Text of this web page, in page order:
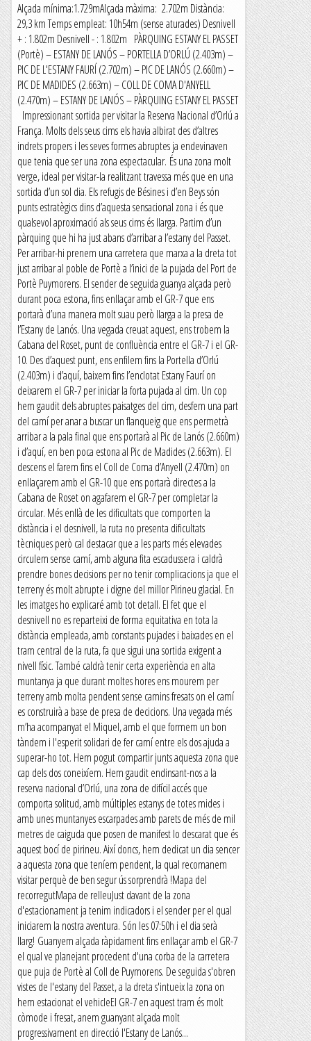
Alçada mínima:1.729mAlçada màxima: 2.702m Distància:
29,3 km Temps empleat: 10h54m (sense aturades) Desnivell
+ : 1.802m Desnivell - : 1.802m PÀRQUING ESTANY EL PASSET
(Portè) – ESTANY DE LANÓS – PORTELLA D’ORLÚ (2.403m) –
PIC DE L'ESTANY FAURÍ (2.702m) – PIC DE LANÓS (2.660m) –
PIC DE MADIDES (2.663m) – COLL DE COMA D'ANYELL
(2.470m) – ESTANY DE LANÓS – PÀRQUING ESTANY EL PASSET
Impressionant sortida per visitar la Reserva Nacional d’Orlú a
França. Molts dels seus cims els havia albirat des d’altres
indrets propers i les seves formes abruptes ja endevinaven
que tenia que ser una zona espectacular. És una zona molt
verge, ideal per visitar-la realitzant travessa més que en una
sortida d’un sol dia. Els refugis de Bésines i d’en Beys són
punts estratègics dins d’aquesta sensacional zona i és que
qualsevol aproximació als seus cims és llarga. Partim d’un
pàrquing que hi ha just abans d’arribar a l’estany del Passet.
Per arribar-hi prenem una carretera que marxa a la dreta tot
just arribar al poble de Portè a l’inici de la pujada del Port de
Portè Puymorens. El sender de seguida guanya alçada però
durant poca estona, fins enllaçar amb el GR-7 que ens
portarà d’una manera molt suau però llarga a la presa de
l’Estany de Lanós. Una vegada creuat aquest, ens trobem la
Cabana del Roset, punt de confluència entre el GR-7 i el GR-
10. Des d’aquest punt, ens enfilem fins la Portella d’Orlú
(2.403m) i d’aquí, baixem fins l’enclotat Estany Faurí on
deixarem el GR-7 per iniciar la forta pujada al cim. Un cop
hem gaudit dels abruptes paisatges del cim, desfem una part
del camí per anar a buscar un flanqueig que ens permetrà
arribar a la pala final que ens portarà al Pic de Lanós (2.660m)
i d’aquí, en ben poca estona al Pic de Madides (2.663m). El
descens el farem fins el Coll de Coma d’Anyell (2.470m) on
enllaçarem amb el GR-10 que ens portarà directes a la
Cabana de Roset on agafarem el GR-7 per completar la
circular. Més enllà de les dificultats que comporten la
distància i el desnivell, la ruta no presenta dificultats
tècniques però cal destacar que a les parts més elevades
circulem sense camí, amb alguna fita escadussera i caldrà
prendre bones decisions per no tenir complicacions ja que el
terreny és molt abrupte i digne del millor Pirineu glacial. En
les imatges ho explicaré amb tot detall. El fet que el
desnivell no es reparteixi de forma equitativa en tota la
distància empleada, amb constants pujades i baixades en el
tram central de la ruta, fa que sigui una sortida exigent a
nivell físic. També caldrà tenir certa experiència en alta
muntanya ja que durant moltes hores ens mourem per
terreny amb molta pendent sense camins fresats on el camí
es construirà a base de presa de decicions. Una vegada més
m’ha acompanyat el Miquel, amb el que formem un bon
tàndem i l'esperit solidari de fer camí entre els dos ajuda a
superar-ho tot. Hem pogut compartir junts aquesta zona que
cap dels dos coneixíem. Hem gaudit endinsant-nos a la
reserva nacional d’Orlú, una zona de difícil accés que
comporta solitud, amb múltiples estanys de totes mides i
amb unes muntanyes escarpades amb parets de més de mil
metres de caiguda que posen de manifest lo descarat que és
aquest bocí de pirineu. Així doncs, hem dedicat un dia sencer
a aquesta zona que teníem pendent, la qual recomanem
visitar perquè de ben segur ús sorprendrà !Mapa del
recorregutMapa de relleuJust davant de la zona
d'estacionament ja tenim indicadors i el sender per el qual
iniciarem la nostra aventura. Són les 07:50h i el dia serà
llarg! Guanyem alçada ràpidament fins enllaçar amb el GR-7
el qual ve planejant procedent d'una corba de la carretera
que puja de Portè al Coll de Puymorens. De seguida s'obren
vistes de l'estany del Passet, a la dreta s'intueix la zona on
hem estacionat el vehicleEl GR-7 en aquest tram és molt
còmode i fresat, anem guanyant alçada molt
progressivament en direcció l'Estany de Lanós...